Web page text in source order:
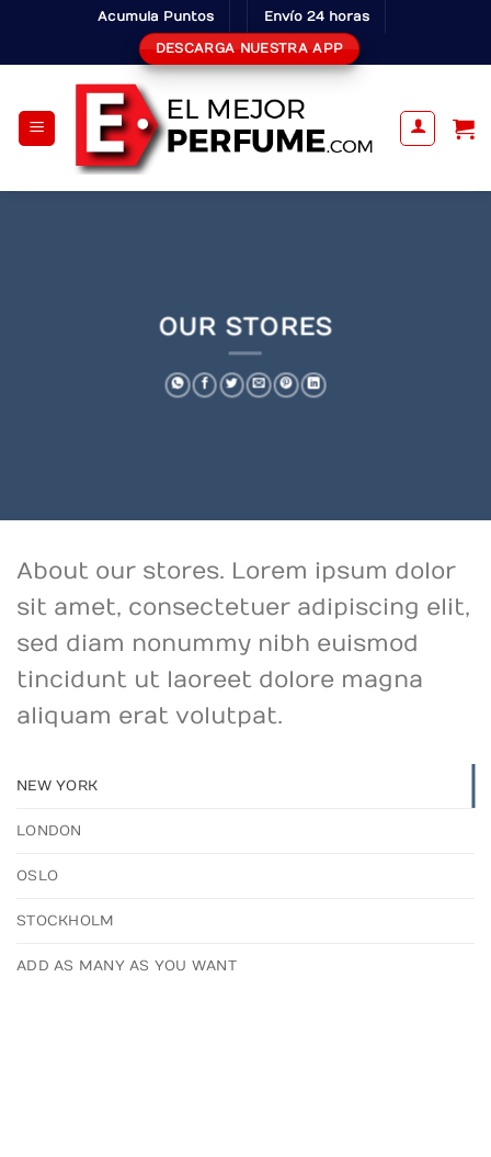
content
Acumula Puntos Envío 24 horas
DESCARGA NUESTRA APP
OUR STORES
About our stores. Lorem ipsum dolor
sit amet, consectetuer adipiscing elit,
sed diam nonummy nibh euismod
tincidunt ut laoreet dolore magna
aliquam erat volutpat.
NEW YORK
LONDON
OSLO
STOCKHOLM
ADD AS MANY AS YOU WANT